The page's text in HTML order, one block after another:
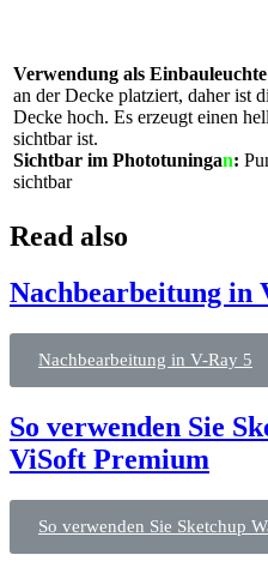
Verwendung als Einbauleuchte
an der Decke platziert, daher ist
Decke hoch. Es erzeugt einen
sichtbar ist.
Sichtbar im Phototuningan:
sichtbar
Read also
Nachbearbeitung in
Nachbearbeitung in V-Ray 5
So verwenden Sie
ViSoft Premium
So verwenden Sie Sketchup